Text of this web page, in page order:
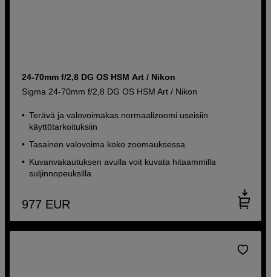
24-70mm f/2,8 DG OS HSM Art / Nikon
Sigma 24-70mm f/2,8 DG OS HSM Art / Nikon
Terävä ja valovoimakas normaalizoomi useisiin
käyttötarkoituksiin
Tasainen valovoima koko zoomauksessa
Kuvanvakautuksen avulla voit kuvata hitaammilla
suljinnopeuksilla
977 EUR